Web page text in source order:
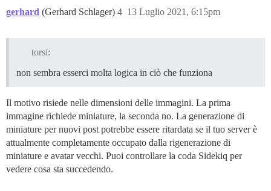
gerhard (Gerhard Schlager) 13 Luglio 2021, 6:15pm
4
torsi:
non sembra esserci molta logica in ciò che funziona
Il motivo risiede nelle dimensioni delle immagini. La prima
immagine richiede miniature, la seconda no. La generazione di
miniature per nuovi post potrebbe essere ritardata se il tuo server è
attualmente completamente occupato dalla rigenerazione di
miniature e avatar vecchi. Puoi controllare la coda Sidekiq per
vedere cosa sta succedendo.